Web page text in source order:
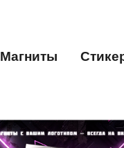
Магниты